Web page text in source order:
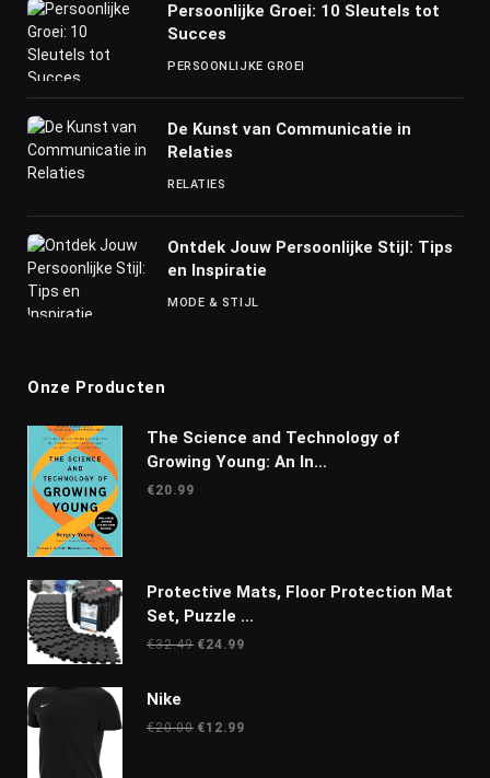
Persoonlijke Groei: 10 Sleutels tot
Succes
PERSOONLIJKE GROEI
De Kunst van Communicatie in
Relaties
RELATIES
Ontdek Jouw Persoonlijke Stijl: Tips
en Inspiratie
MODE & STIJL
Onze Producten
The Science and Technology of
Growing Young: An In...
€20.99
Protective Mats, Floor Protection Mat
Set, Puzzle ...
€32.49 Oorspronkelijke
€24.99
Nike
€20.00 Oorspronkelijke
€12.99